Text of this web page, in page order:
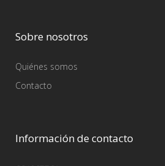
Sobre nosotros
Quiénes somos
Contacto
Información de contacto